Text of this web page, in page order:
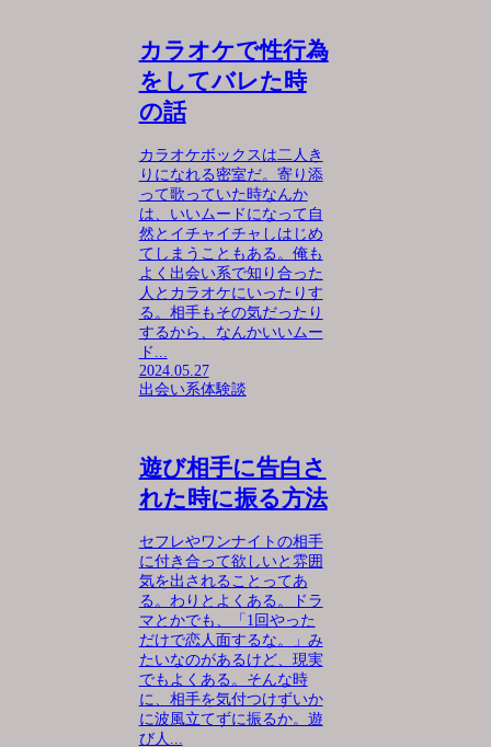
カラオケで性行為
をしてバレた時
の話
カラオケボックスは二人き
りになれる密室だ。寄り添
って歌っていた時なんか
は、いいムードになって自
然とイチャイチャしはじめ
てしまうこともある。俺も
よく出会い系で知り合った
人とカラオケにいったりす
る。相手もその気だったり
するから、なんかいいムー
ド...
2024.05.27
出会い系体験談
遊び相手に告白さ
れた時に振る方法
セフレやワンナイトの相手
に付き合って欲しいと雰囲
気を出されることってあ
る。わりとよくある。ドラ
マとかでも、「1回やった
だけで恋人面するな。」み
たいなのがあるけど、現実
でもよくある。そんな時
に、相手を気付つけずいか
に波風立てずに振るか。遊
び人...